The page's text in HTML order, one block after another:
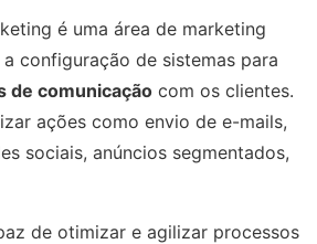
é uma área de marketing
configuração de sistemas para
de comunicação com os clientes.
ações como envio de e-mails,
sociais, anúncios segmentados,
de otimizar e agilizar processos